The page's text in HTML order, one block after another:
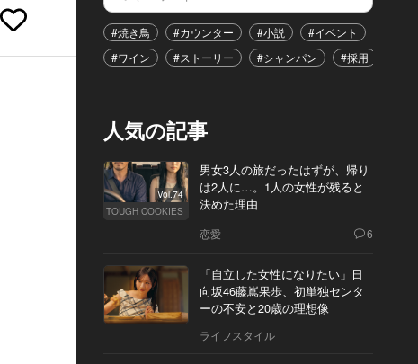
#焼き鳥 #カウンター #小説 #イベント
#ワイン
#ストーリー #シャンパン #採用
人気の記事
Vol.74
TOUGH COOKIES
男女3人の旅だったはずが、帰り
は2人に…。1人の女性が残ると
決めた理由
恋愛 6
「自立した女性になりたい」日
向坂46藤嶌果歩、初単独センタ
ーの不安と20歳の理想像
ライフスタイル